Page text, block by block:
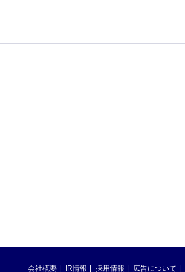
会社概要 IR情報 採用情報 広告について